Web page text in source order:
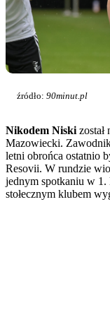
źródło: 90minut.pl
Nikodem Niski
Mazowiecki.
letni obrońca ostatnio
Resovii. W rundzie
jednym spotkaniu w 1.
stołecznym klubem